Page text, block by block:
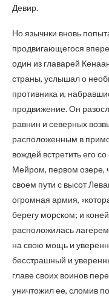
Девир.
Но язычнки вновь
продвигающегося
один из главарей
страны, услышал о
противника и,
продвижение. Он
равнин и северных
расположенным в
вождей встретить его
Мейром, первом озере,
своем пути с высот
огромная армия,
берегу морском; и
расположилась
на свою мощь и
бесстрашный и
главе своих воинов
уничтожил ее, сломив